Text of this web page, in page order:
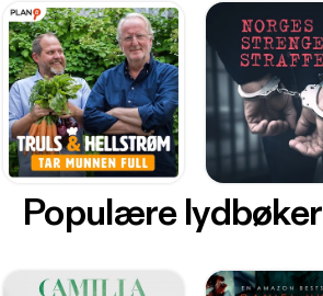
Populære lydbøker